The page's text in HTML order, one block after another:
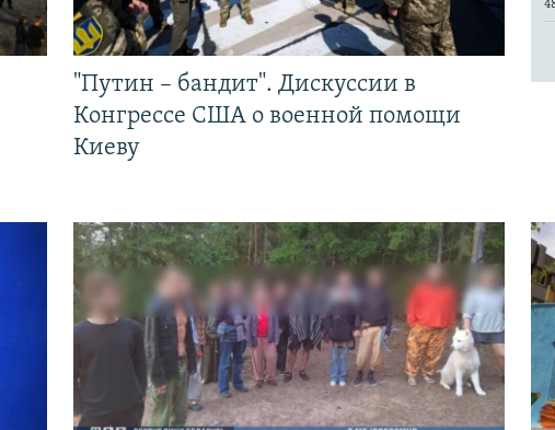
"Путин – бандит". Дискуссии в
Конгрессе США о военной помощи
Киеву